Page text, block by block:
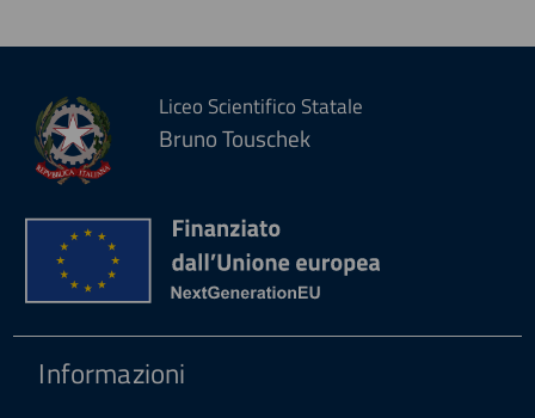
Liceo Scientifico Statale
Bruno Touschek
Informazioni